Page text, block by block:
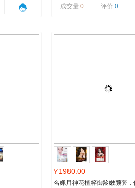
成交量 0 评价 0
¥1980.00
名姵月神花植粹御龄嫩颜套，